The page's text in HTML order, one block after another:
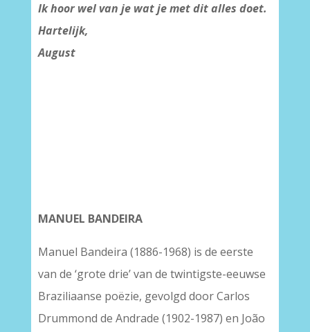
Ik hoor wel van je wat je met dit alles doet.
Hartelijk,
August
MANUEL BANDEIRA
Manuel Bandeira (1886-1968) is de eerste
van de ‘grote drie’ van de twintigste-eeuwse
Braziliaanse poëzie, gevolgd door Carlos
Drummond de Andrade (1902-1987) en João